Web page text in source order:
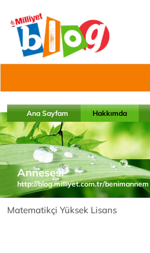
Ana Sayfam Hakkımda
Annesesi
http://blog.milliyet.com.tr/benimannem
Matematikçi Yüksek Lisans